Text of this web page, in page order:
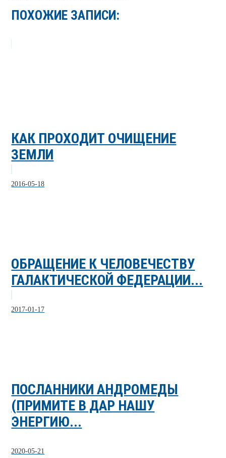
ПОХОЖИЕ ЗАПИСИ:
КАК ПРОХОДИТ ОЧИЩЕНИЕ
ЗЕМЛИ
2016-05-18
ОБРАЩЕНИЕ К ЧЕЛОВЕЧЕСТВУ
ГАЛАКТИЧЕСКОЙ ФЕДЕРАЦИИ...
2017-01-17
ПОСЛАННИКИ АНДРОМЕДЫ
(ПРИМИТЕ В ДАР НАШУ
ЭНЕРГИЮ...
2020-05-21